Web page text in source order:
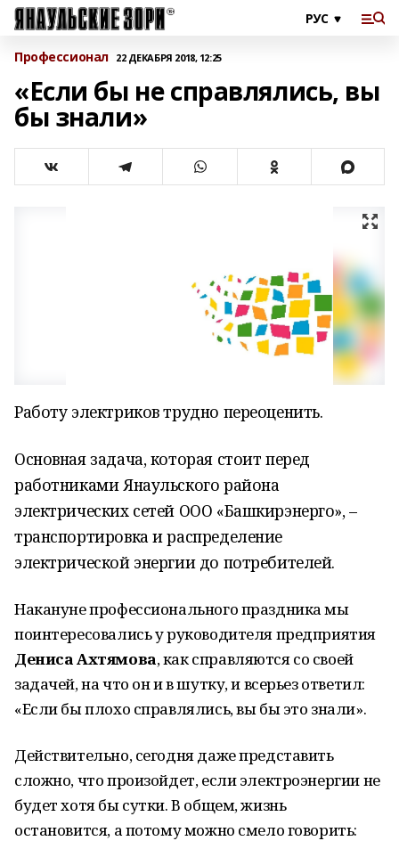
Профессионал 22 ДЕКАБРЯ 2018, 12:25
«Если бы не справлялись, вы
бы знали»
Работу электриков трудно переоценить.
Основная задача, которая стоит перед
работниками Янаульского района
электрических сетей ООО «Башкирэнерго», –
транспортировка и распределение
электрической энергии до потребителей.
Накануне профессионального праздника мы
поинтересовались у руководителя предприятия
Дениса Ахтямова, как справляются со своей
задачей, на что он и в шутку, и всерьез ответил:
«Если бы плохо справлялись, вы бы это знали».
Действительно, сегодня даже представить
сложно, что произойдет, если электроэнергии не
будет хотя бы сутки. В общем, жизнь
остановится, а потому можно смело говорить: